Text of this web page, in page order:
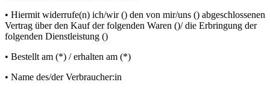
• Hiermit widerrufe(n) ich/wir () den von mir/uns () abgeschlossenen
Vertrag über den Kauf der folgenden Waren ()/ die Erbringung der
folgenden Dienstleistung ()
• Bestellt am (*) / erhalten am (*)
• Name des/der Verbraucher:in